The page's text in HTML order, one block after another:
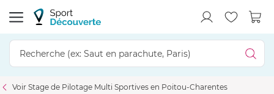
Voir Stage de Pilotage Multi Sportives en Poitou-Charentes